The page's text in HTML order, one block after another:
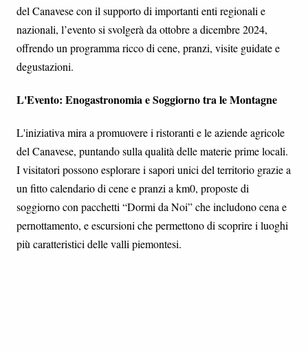
del Canavese con il supporto di importanti enti regionali e
nazionali, l’evento si svolgerà da ottobre a dicembre 2024,
offrendo un programma ricco di cene, pranzi, visite guidate e
degustazioni.
L'Evento: Enogastronomia e Soggiorno tra le Montagne
L'iniziativa mira a promuovere i ristoranti e le aziende agricole
del Canavese, puntando sulla qualità delle materie prime locali.
I visitatori possono esplorare i sapori unici del territorio grazie a
un fitto calendario di cene e pranzi a km0, proposte di
soggiorno con pacchetti “Dormi da Noi” che includono cena e
pernottamento, e escursioni che permettono di scoprire i luoghi
più caratteristici delle valli piemontesi.